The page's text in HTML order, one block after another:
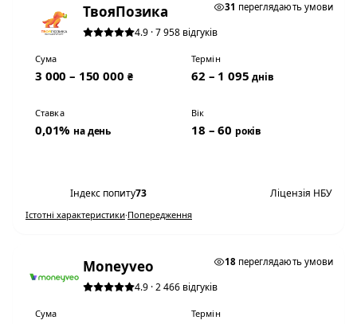
31 переглядають умови
ТвояПозика
4.9 · 7 958 відгуків
Сума
3 000 – 150 000 ₴
Термін
62 – 1 095днів
Ставка
0,01% на день
Вік
18 – 60 років
Індекс попиту73 Ліцензія НБУ
Істотні характеристики·Попередження
18переглядають умови
Moneyveo
4.9 · 2 466 відгуків
Сума Термін